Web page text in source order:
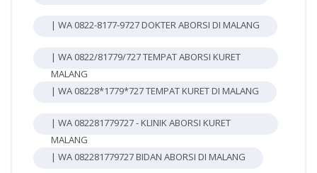
| WA 0822-8177-9727 DOKTER ABORSI DI MALANG
| WA 0822/81779/727 TEMPAT ABORSI KURET
MALANG
| WA 08228*1779*727 TEMPAT KURET DI MALANG
| WA 082281779727 - KLINIK ABORSI KURET
MALANG
| WA 082281779727 BIDAN ABORSI DI MALANG